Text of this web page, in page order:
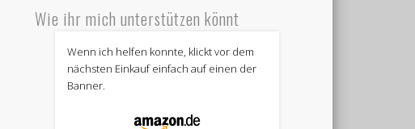
Wie ihr mich unterstützen könnt
Wenn ich helfen konnte, klickt vor dem
nächsten Einkauf einfach auf einen der
Banner.